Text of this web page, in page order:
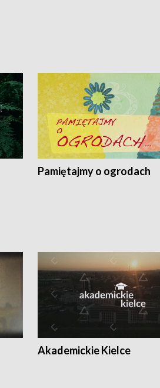
Pamiętajmy o ogrodach
Akademickie Kielce